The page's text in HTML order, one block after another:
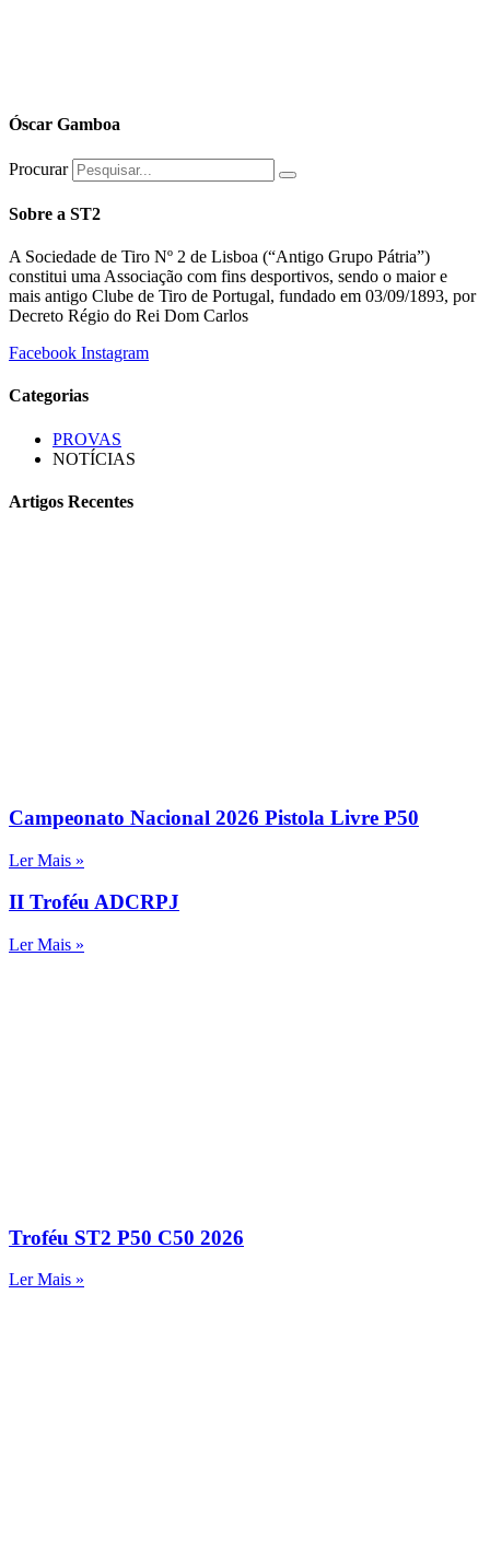
Óscar Gamboa
Procurar
Sobre a ST2
A Sociedade de Tiro Nº 2 de Lisboa (“Antigo Grupo Pátria”)
constitui uma Associação com fins desportivos, sendo o maior e
mais antigo Clube de Tiro de Portugal, fundado em 03/09/1893, por
Decreto Régio do Rei Dom Carlos
Facebook Instagram
Categorias
PROVAS
NOTÍCIAS
Artigos Recentes
Campeonato Nacional 2026 Pistola Livre P50
Ler Mais »
II Troféu ADCRPJ
Ler Mais »
Troféu ST2 P50 C50 2026
Ler Mais »